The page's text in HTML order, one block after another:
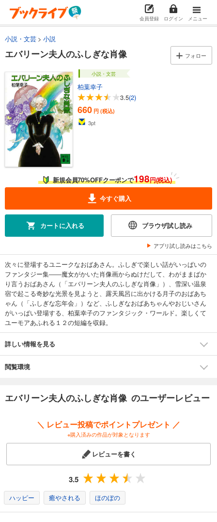
会員登録 ログイン メニュー
小説・文芸 小説
エバリーン夫人のふしぎな肖像 フォロー
小説・文芸
柏葉幸子
3.5(2)
660 円 (税込)
3pt
新規会員70%OFFクーポンで198円(税込)
今すぐ購入
カートに入れる ブラウザ試し読み
アプリ試し読みはこちら
次々に登場するユニークなおばあさん。ふしぎで楽しい話がいっぱいの
ファンタジー集――魔女がかいた肖像画からぬけだして、わがままばか
り言うおばあさん（「エバリーン夫人のふしぎな肖像」）、雪深い温泉
宿で起こる奇妙な光景を見ようと、露天風呂に出かける月子のおばあち
ゃん（「ふしぎな忘年会」）など、ふしぎなおばあちゃんやおじいさん
がいっぱい登場する、柏葉幸子のファンタジック・ワールド。楽しくて
ユーモアあふれる１２の短編を収録。
詳しい情報を見る
閲覧環境
エバリーン夫人のふしぎな肖像 のユーザーレビュー
＼ レビュー投稿でポイントプレゼント ／
※購入済みの作品が対象となります
レビューを書く
3.5
ハッピー 癒やされる ほのぼの